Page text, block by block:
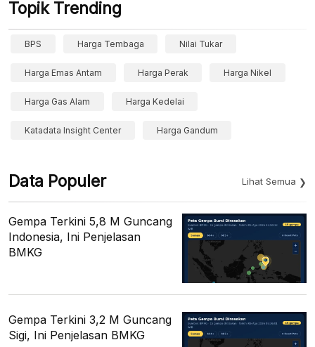
Topik Trending
BPS Harga Tembaga Nilai Tukar
Harga Emas Antam Harga Perak Harga Nikel
Harga Gas Alam Harga Kedelai
Katadata Insight Center Harga Gandum
Data Populer Lihat Semua
Gempa Terkini 5,8 M Guncang
Indonesia, Ini Penjelasan
BMKG
Gempa Terkini 3,2 M Guncang
Sigi, Ini Penjelasan BMKG